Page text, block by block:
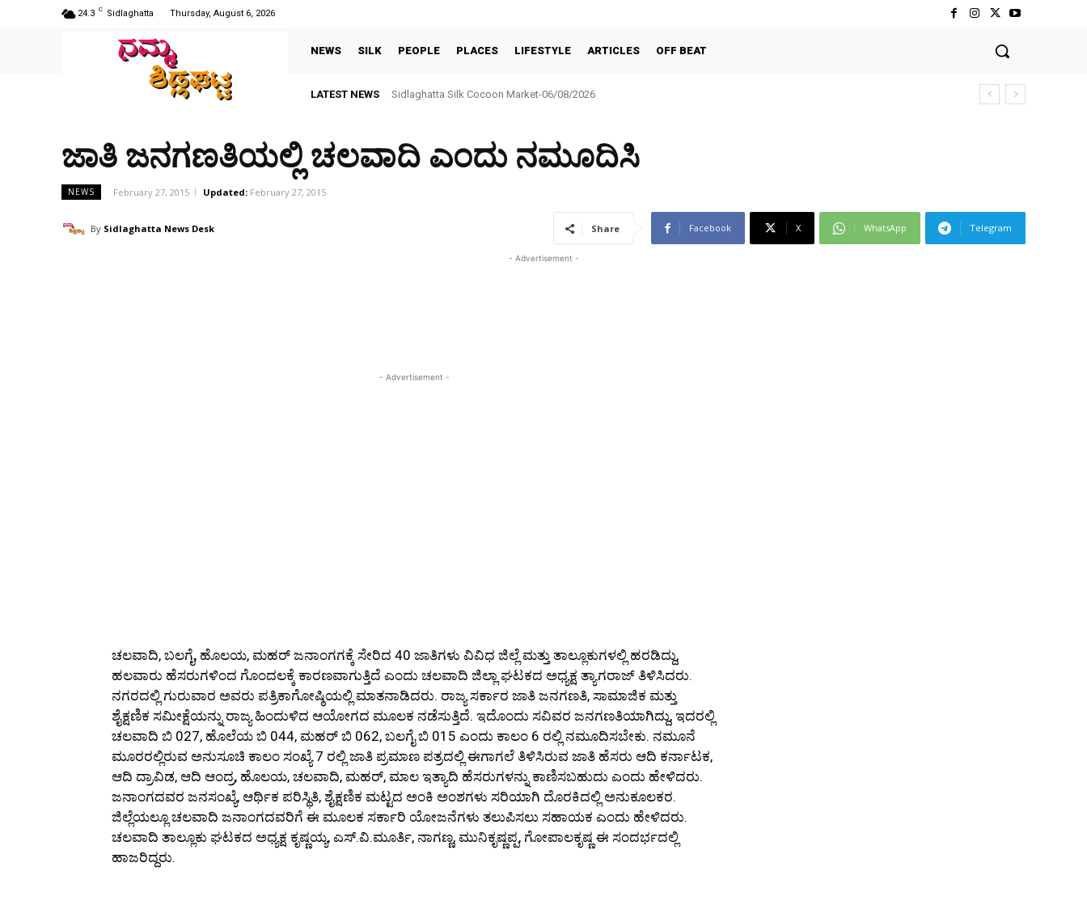
24.3 C Sidlaghatta Thursday, August 6, 2026
NEWS SILK PEOPLE PLACES LIFESTYLE ARTICLES OFF BEAT
LATEST NEWSSidlaghatta Silk Cocoon Market-06/08/2026
BNR ಕಪ್–2026 ಟೆನ್ನಿಸ್ ಬಾಲ್ ಕ್ರಿಕೆಟ್ ಪಂದ್ಯಾವಳಿ ಆಗಸ್ಟ್ 6ರಿಂದ 9ರವರೆಗೆ
ಜಾತಿ ಜನಗಣತಿಯಲ್ಲಿ ಚಲವಾದಿ ಎಂದು ನಮೂದಿಸಿ
NEWS February 27, 2015 Updated: February 27, 2015
By Sidlaghatta News Desk Share Facebook X WhatsApp Telegram
- Advertisement -
- Advertisement -
ಚಲವಾದಿ, ಬಲಗೈ, ಹೊಲಯ, ಮಹರ್ ಜನಾಂಗಗಕ್ಕೆ ಸೇರಿದ 40 ಜಾತಿಗಳು ವಿವಿಧ ಜಿಲ್ಲೆ ಮತ್ತು ತಾಲ್ಲೂಕುಗಳಲ್ಲಿ ಹರಡಿದ್ದು,
ಹಲವಾರು ಹೆಸರುಗಳಿಂದ ಗೊಂದಲಕ್ಕೆ ಕಾರಣವಾಗುತ್ತಿದೆ ಎಂದು ಚಲವಾದಿ ಜಿಲ್ಲಾ ಘಟಕದ ಅಧ್ಯಕ್ಷ ತ್ಯಾಗರಾಜ್ ತಿಳಿಸಿದರು.
ನಗರದಲ್ಲಿ ಗುರುವಾರ ಅವರು ಪತ್ರಿಕಾಗೋಷ್ಠಿಯಲ್ಲಿ ಮಾತನಾಡಿದರು. ರಾಜ್ಯ ಸರ್ಕಾರ ಜಾತಿ ಜನಗಣತಿ, ಸಾಮಾಜಿಕ ಮತ್ತು
ಶೈಕ್ಷಣಿಕ ಸಮೀಕ್ಷೆಯನ್ನು ರಾಜ್ಯ ಹಿಂದುಳಿದ ಆಯೋಗದ ಮೂಲಕ ನಡೆಸುತ್ತಿದೆ. ಇದೊಂದು ಸವಿವರ ಜನಗಣತಿಯಾಗಿದ್ದು, ಇದರಲ್ಲಿ
ಚಲವಾದಿ ಬಿ 027, ಹೊಲೆಯ ಬಿ 044, ಮಹರ್ ಬಿ 062, ಬಲಗೈ ಬಿ 015 ಎಂದು ಕಾಲಂ 6 ರಲ್ಲಿ ನಮೂದಿಸಬೇಕು. ನಮೂನೆ
ಮೂರರಲ್ಲಿರುವ ಅನುಸೂಚಿ ಕಾಲಂ ಸಂಖ್ಯೆ 7 ರಲ್ಲಿ ಜಾತಿ ಪ್ರಮಾಣ ಪತ್ರದಲ್ಲಿ ಈಗಾಗಲೆ ತಿಳಿಸಿರುವ ಜಾತಿ ಹೆಸರು ಆದಿ ಕರ್ನಾಟಕ,
ಆದಿ ದ್ರಾವಿಡ, ಆದಿ ಆಂದ್ರ, ಹೊಲಯ, ಚಲವಾದಿ, ಮಹರ್, ಮಾಲ ಇತ್ಯಾದಿ ಹೆಸರುಗಳನ್ನು ಕಾಣಿಸಬಹುದು ಎಂದು ಹೇಳಿದರು.
ಜನಾಂಗದವರ ಜನಸಂಖ್ಯೆ, ಆರ್ಥಿಕ ಪರಿಸ್ಥಿತಿ, ಶೈಕ್ಷಣಿಕ ಮಟ್ಟದ ಅಂಕಿ ಅಂಶಗಳು ಸರಿಯಾಗಿ ದೊರಕಿದಲ್ಲಿ ಅನುಕೂಲಕರ.
ಜಿಲ್ಲೆಯಲ್ಲೂ ಚಲವಾದಿ ಜನಾಂಗದವರಿಗೆ ಈ ಮೂಲಕ ಸರ್ಕಾರಿ ಯೋಜನೆಗಳು ತಲುಪಿಸಲು ಸಹಾಯಕ ಎಂದು ಹೇಳಿದರು.
ಚಲವಾದಿ ತಾಲ್ಲೂಕು ಘಟಕದ ಅಧ್ಯಕ್ಷ ಕೃಷ್ಣಯ್ಯ, ಎಸ್.ವಿ.ಮೂರ್ತಿ, ನಾಗಣ್ಣ, ಮುನಿಕೃಷ್ಣಪ್ಪ, ಗೋಪಾಲಕೃಷ್ಣ ಈ ಸಂದರ್ಭದಲ್ಲಿ
ಹಾಜರಿದ್ದರು.